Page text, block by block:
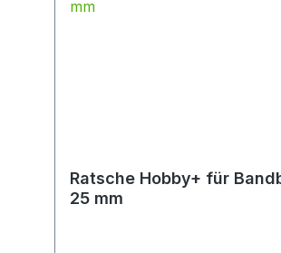
Ratsche Hobby+ für
25 mm